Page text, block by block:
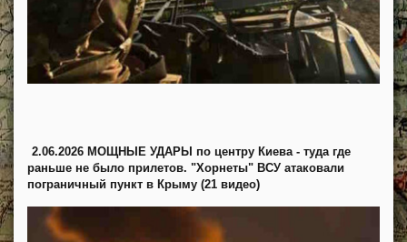
2.06.2026 МОЩНЫЕ УДАРЫ по центру Киева - туда где
раньше не было прилетов. "Хорнеты" ВСУ атаковали
пограничный пункт в Крыму (21 видео)